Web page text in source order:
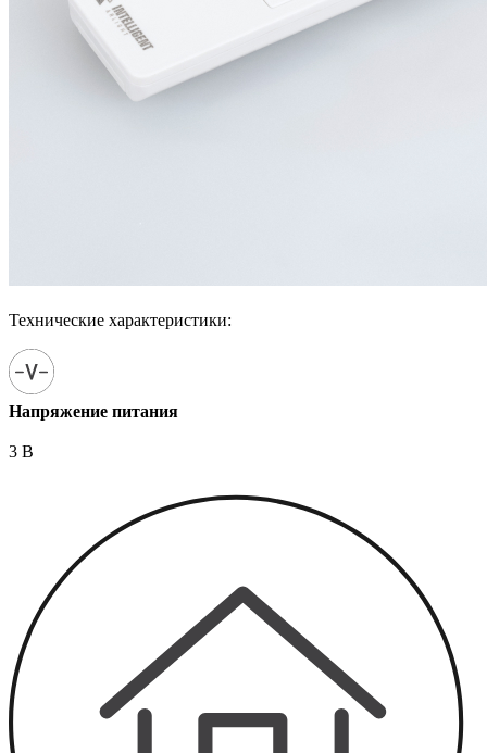
Технические характеристики:
Напряжение питания
3 В